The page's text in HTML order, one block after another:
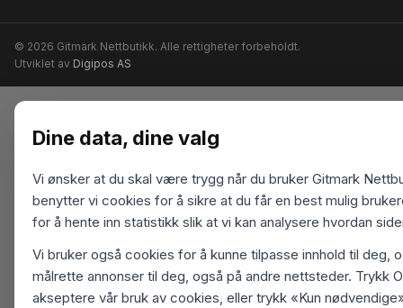
© 2026 Gitmark Nettbutikk. Alle rettigheter forbeholdt.
Utviklet av Digipos AS
Dine data, dine valg
Vi ønsker at du skal være trygg når du bruker Gitmark
benytter vi cookies for å sikre at du får en best mulig
for å hente inn statistikk slik at vi kan analysere hvordan
Vi bruker også cookies for å kunne tilpasse innhold til deg,
målrette annonser til deg, også på andre nettsteder. Trykk
akseptere vår bruk av cookies, eller trykk «Kun